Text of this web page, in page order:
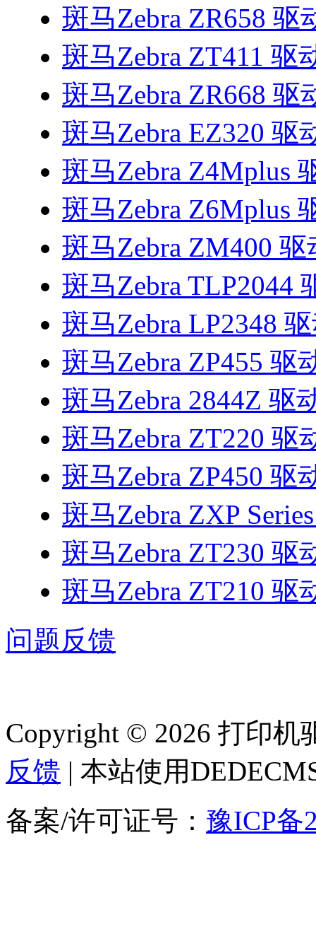
斑马Zebra ZR658 驱
斑马Zebra ZT411 驱
斑马Zebra ZR668 驱
斑马Zebra EZ320 驱
斑马Zebra Z4Mplus
斑马Zebra Z6Mplus
斑马Zebra ZM400 驱
斑马Zebra TLP2044
斑马Zebra LP2348
斑马Zebra ZP455 驱
斑马Zebra 2844Z 驱
斑马Zebra ZT220 驱
斑马Zebra ZP450 驱
斑马Zebra ZXP
斑马Zebra ZT230 驱
斑马Zebra ZT210 驱
问题反馈
Copyright © 2026 打印
反馈 | 本站使用
备案/许可证号： 豫ICP备